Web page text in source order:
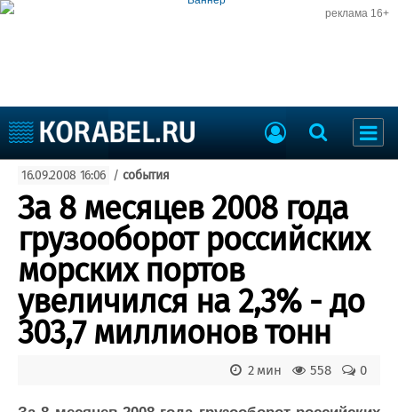
реклама 16+
Судоходство
Судоремонт
События
Порты
Рыболовство
ВМФ
Образование
Яхты и катера
Еще
Доска объявлений
16.09.2008 16:06 / события
За 8 месяцев 2008 года
грузооборот российских
морских портов
увеличился на 2,3% - до
303,7 миллионов тонн
0
558
2 мин